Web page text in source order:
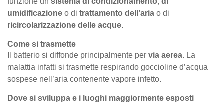
umidificazione o di trattamento dell’aria o di
ricircolarizzazione delle acque.
Come si trasmette
Il batterio si diffonde principalmente per via aerea. La
malattia infatti si trasmette respirando goccioline d’acqua
sospese nell’aria contenente vapore infetto.
Dove si sviluppa e i luoghi maggiormente esposti